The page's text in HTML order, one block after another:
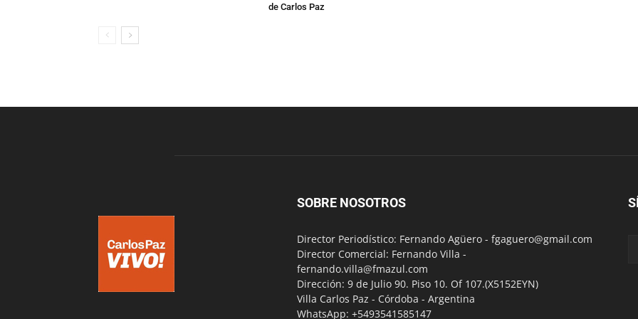
de Carlos Paz
SOBRE NOSOTROS
Director Periodístico: Fernando Agüero - fgaguero@gmail.com
Director Comercial: Fernando Villa -
fernando.villa@fmazul.com
Dirección: 9 de Julio 90. Piso 10. Of 107.(X5152EYN)
Villa Carlos Paz - Córdoba - Argentina
WhatsApp: +5493541585147